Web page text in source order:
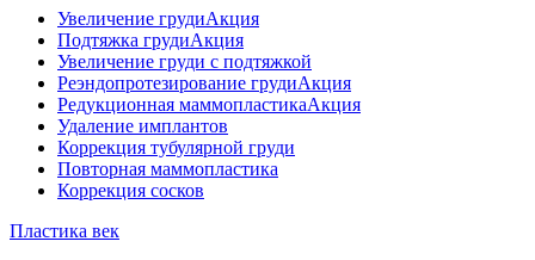
Увеличение грудиАкция
Подтяжка грудиАкция
Увеличение груди с подтяжкой
Реэндопротезирование грудиАкция
Редукционная маммопластикаАкция
Удаление имплантов
Коррекция тубулярной груди
Повторная маммопластика
Коррекция сосков
Пластика век